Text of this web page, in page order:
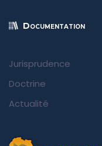
Documentation
Jurisprudence
Doctrine
Actualité